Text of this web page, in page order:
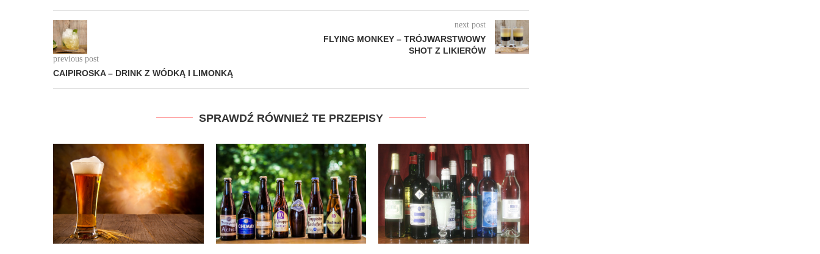
previous post
CAIPIROSKA – DRINK Z WÓDKĄ I LIMONKĄ
next post
FLYING MONKEY – TRÓJWARSTWOWY
SHOT Z LIKIERÓW
SPRAWDŹ RÓWNIEŻ TE PRZEPISY